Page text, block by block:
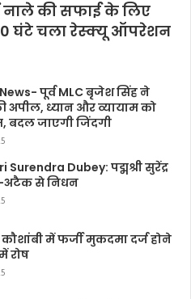
की सफाई के लिए
घंटे चला रेस्क्यू ऑपरेशन
पूर्व MLC बृजेश सिंह ने
अपील, ध्यान और व्यायाम को
बदल जाएगी जिंदगी
Surendra Dubey: पद्मश्री सुरेंद्र
अटैक से निधन
में फर्जी मुकदमा दर्ज होने
रोष